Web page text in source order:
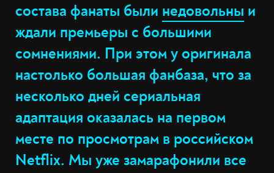
состава фанаты были недовольны и
ждали премьеры с большими
сомнениями. При этом у оригинала
настолько большая фанбаза, что за
несколько дней сериальная
адаптация оказалась на первом
месте по просмотрам в российском
Netflix. Мы уже замарафонили все